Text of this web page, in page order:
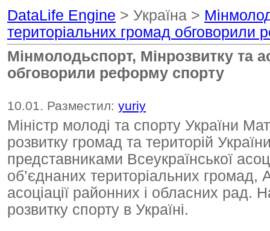
DataLife Engine > Україна >
територіальних громад обговорили
Мінмолодьспорт, Мінрозвитку та
обговорили реформу спорту
10.01. Разместил: yuriy
Міністр молоді та спорту України
розвитку громад та територій
представниками Всеукраїнської
об’єднаних територіальних громад,
асоціації районних і обласних рад.
розвитку спорту в Україні.